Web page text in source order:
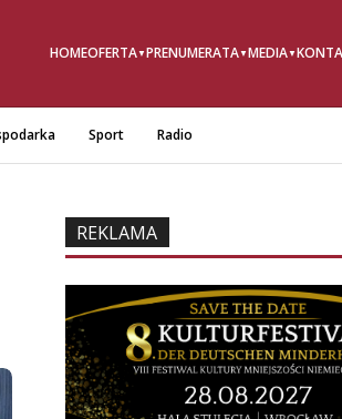
HOMEOFERTA PRENUMERATA MEDIA
Sport Radio
REKLAMA